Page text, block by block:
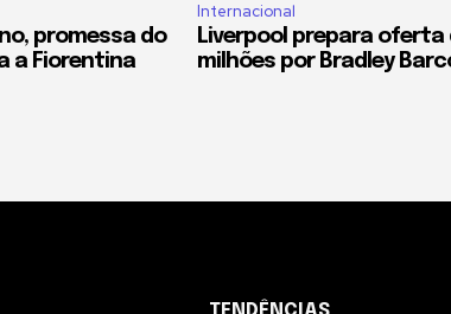
promessa do
a Fiorentina
Internacional
Liverpool prepara oferta
milhões por Bradley